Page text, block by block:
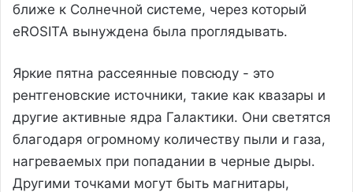
ближе к Солнечной системе, через который
eROSITA вынуждена была проглядывать.
Яркие пятна рассеянные повсюду - это
рентгеновские источники, такие как квазары и
другие активные ядра Галактики. Они светятся
благодаря огромному количеству пыли и газа,
нагреваемых при попадании в черные дыры.
Другими точками могут быть магнитары,